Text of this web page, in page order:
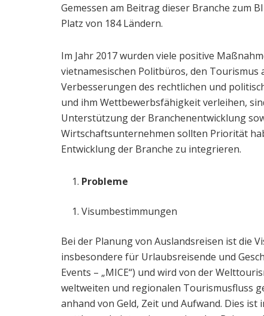
Gemessen am Beitrag dieser Branche zum
Platz von 184 Ländern.
Im Jahr 2017 wurden viele positive
vietnamesischen Politbüros, den
Verbesserungen des rechtlichen und
und ihm Wettbewerbsfähigkeit verleihen,
Unterstützung der Branchenentwicklung
Wirtschaftsunternehmen sollten Priorität
Entwicklung der Branche zu integrieren.
Probleme
Visumbestimmungen
Bei der Planung von Auslandsreisen ist die
insbesondere für Urlaubsreisende und
Events – „MICE“) und wird von der
weltweiten und regionalen Tourismusfluss
anhand von Geld, Zeit und Aufwand. Dies